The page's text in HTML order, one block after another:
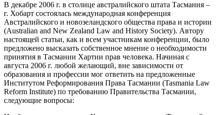
В декабре 2006 г. в столице австралийского штата Тасмания –
г. Хобарт состоялась международная конференция
Австралийского и новозеландского общества права и истории
(Australian and New Zealand Law and History Society). Автору
настоящей статьи, как и всем участникам конференции, было
предложено высказать собственное мнение о необходимости
принятия в Тасмании Хартии прав человека. Начиная с
августа 2006 г. любой желающий, вне зависимости от
образования и профессии мог ответить на предложенные
Институтом Реформирования Права Тасмании (Tasmania Law
Reform Institute) по требованию Правительства Тасмании,
следующие вопросы: